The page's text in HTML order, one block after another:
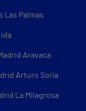
Las Palmas
Aravaca
Arturo Soria
La Milagrosa